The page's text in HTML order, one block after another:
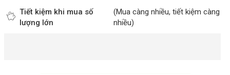
Tiết kiệm khi mua số
lượng lớn
(Mua càng nhiều, tiết kiệm càng
nhiều)